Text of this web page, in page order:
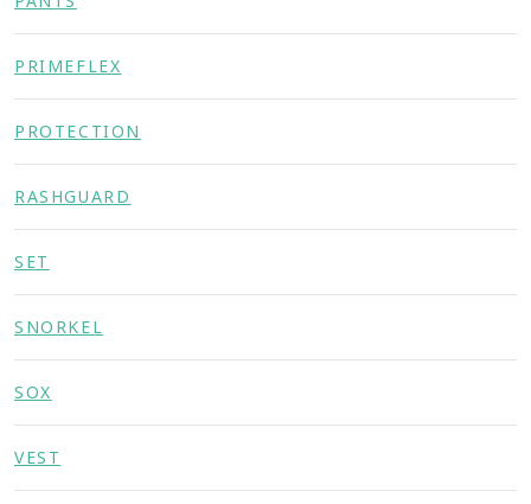
PRIMEFLEX
PROTECTION
RASHGUARD
SET
SNORKEL
SOX
VEST